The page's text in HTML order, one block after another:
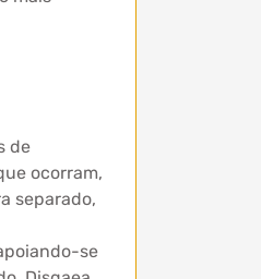
de
ocorram,
separado,
se